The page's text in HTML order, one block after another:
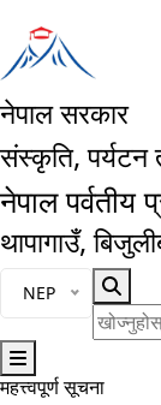
नेपाल सरकार
संस्कृति, पर्यटन
नेपाल पर्वतीय
थापागाउँ,
भाषा चयन गर्नुहोस्
NEP
खोज्नुहोस्
मुख्य नेभिगेसनमा जानुहोस्
महत्त्वपूर्ण सूचना